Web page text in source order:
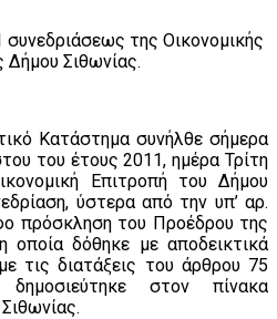
της Οικονομικής
Δήμου Σιθωνίας.
Κατάστημα συνήλθε σήμερα
του έτους 2011, ημέρα Τρίτη
Επιτροπή του Δήμου
ύστερα από την υπ’ αρ.
πρόσκληση του Προέδρου της
οποία δόθηκε με αποδεικτικά
τις διατάξεις του άρθρου 75
στον πίνακα